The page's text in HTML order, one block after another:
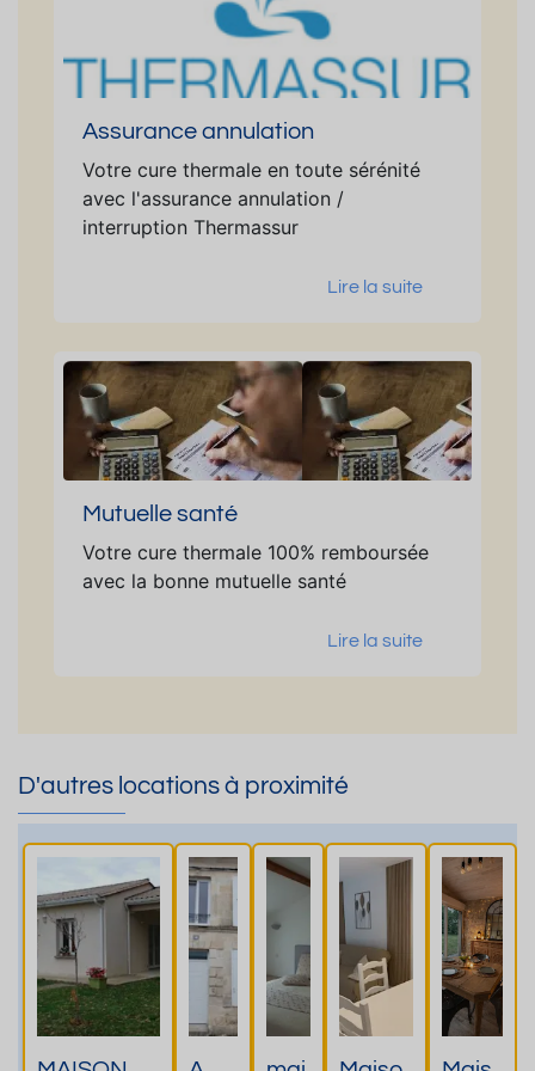
Assurance annulation
Votre cure thermale en toute sérénité
avec l'assurance annulation /
interruption Thermassur
Lire la suite
Mutuelle santé
Votre cure thermale 100% remboursée
avec la bonne mutuelle santé
Lire la suite
D'autres locations à proximité